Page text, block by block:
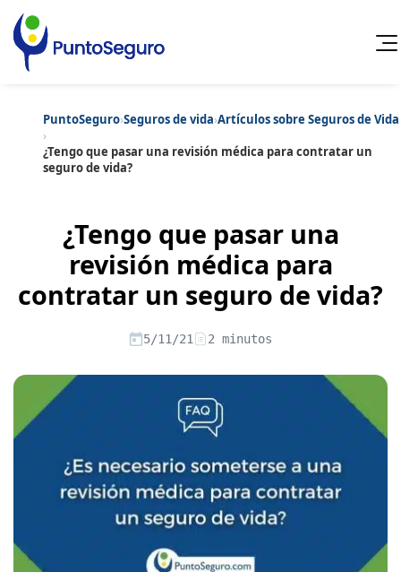
Cancelar
Categorías populares
Artículos sobre Seguros de Auto
Artículos sobre Seguros de Hogar
Artículos sobre Seguros de SaludContenido extra
Artículos sobre Convenios Colectivos
Artículos sobre Educación Financiera
Artículos sobre Seguros de Vida Hipoteca
Artículos sobre Seguros de Decesos
PuntoSeguro›Seguros de vida›Artículos sobre Seguros de Vida
›
¿Tengo que pasar una revisión médica para contratar un
seguro de vida?
¿Tengo que pasar una
revisión médica para
contratar un seguro de vida?
5/11/21 2 minutos